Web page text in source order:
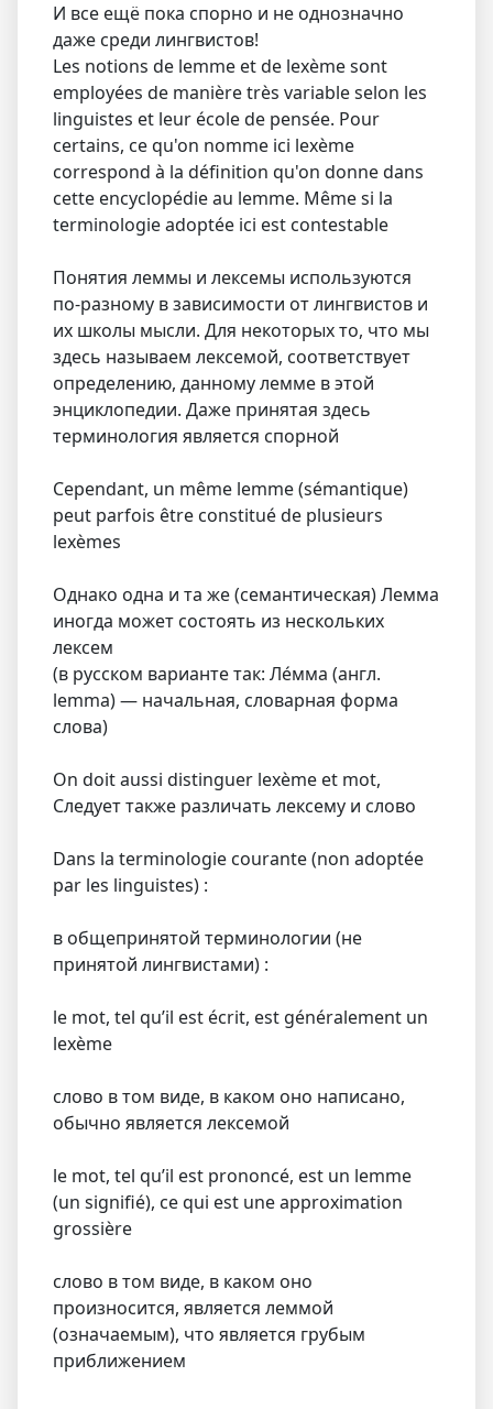
И все ещё пока спорно и не однозначно
даже среди лингвистов!
Les notions de lemme et de lexème sont
employées de manière très variable selon les
linguistes et leur école de pensée. Pour
certains, ce qu'on nomme ici lexème
correspond à la définition qu'on donne dans
cette encyclopédie au lemme. Même si la
terminologie adoptée ici est contestable
Понятия леммы и лексемы используются
по-разному в зависимости от лингвистов и
их школы мысли. Для некоторых то, что мы
здесь называем лексемой, соответствует
определению, данному лемме в этой
энциклопедии. Даже принятая здесь
терминология является спорной
Cependant, un même lemme (sémantique)
peut parfois être constitué de plusieurs
lexèmes
Однако одна и та же (семантическая) Лемма
иногда может состоять из нескольких
лексем
(в русском варианте так: Ле́мма (англ.
lemma) — начальная, словарная форма
слова)
On doit aussi distinguer lexème et mot,
Следует также различать лексему и слово
Dans la terminologie courante (non adoptée
par les linguistes) :
в общепринятой терминологии (не
принятой лингвистами) :
le mot, tel qu’il est écrit, est généralement un
lexème
слово в том виде, в каком оно написано,
обычно является лексемой
le mot, tel qu’il est prononcé, est un lemme
(un signifié), ce qui est une approximation
grossière
слово в том виде, в каком оно
произносится, является леммой
(означаемым), что является грубым
приближением